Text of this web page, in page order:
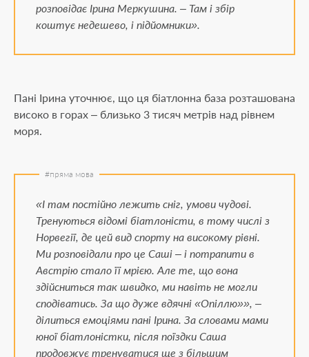
розповідає Ірина Меркушина. – Там і збір
коштує недешево, і підйомники».
Пані Ірина уточнює, що ця біатлонна база розташована
високо в горах – близько 3 тисяч метрів над рівнем
моря.
«І там постійно лежить сніг, умови чудові.
Тренуються відомі біатлоністи, в тому числі з
Норвегії, де цей вид спорту на високому рівні.
Ми розповідали про це Саші – і потрапити в
Австрію стало її мрією. Але те, що вона
здійсниться так швидко, ми навіть не могли
сподіватись. За що дуже вдячні «Опіллю»», –
ділиться емоціями пані Ірина. За словами мами
юної біатлоністки, після поїздки Саша
продовжує тренуватися ще з більшим